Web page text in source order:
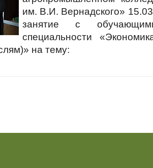
им. В.И. Вернадского»
занятие с
специальности
на тему: